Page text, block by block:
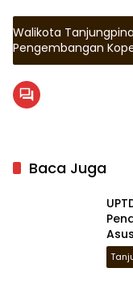
Walikota
Pengembangan
Baca Juga